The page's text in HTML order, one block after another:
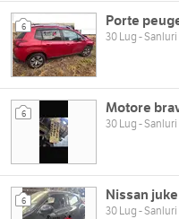
6 Porte
30 Lug - Sanluri
6 Motore
30 Lug - Sanluri
6 Nissan juke
30 Lug - Sanluri